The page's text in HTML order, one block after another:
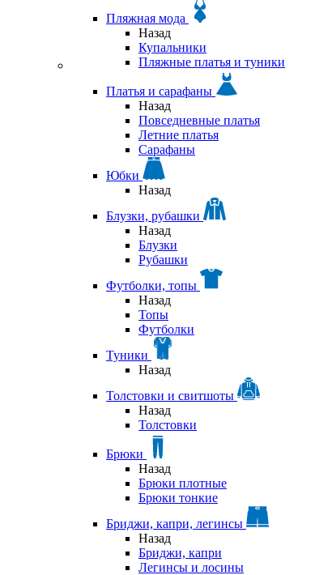
Пляжная мода
Назад
Купальники
Пляжные платья и туники
Платья и сарафаны
Назад
Повседневные платья
Летние платья
Сарафаны
Юбки
Назад
Блузки, рубашки
Назад
Блузки
Рубашки
Футболки, топы
Назад
Топы
Футболки
Туники
Назад
Толстовки и свитшоты
Назад
Толстовки
Брюки
Назад
Брюки плотные
Брюки тонкие
Бриджи, капри, легинсы
Назад
Бриджи, капри
Легинсы и лосины